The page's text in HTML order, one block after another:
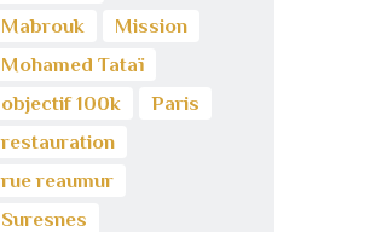
Mabrouk
Mission
Mohamed Tataï
objectif 100k
Paris
restauration
rue reaumur
Suresnes